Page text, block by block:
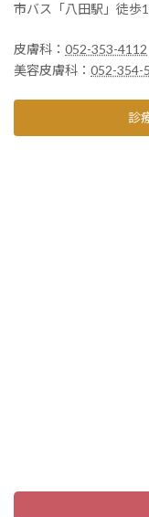
市バス「八田駅」徒歩
皮膚科： 052-353-4112
美容皮膚科： 052-354-
診